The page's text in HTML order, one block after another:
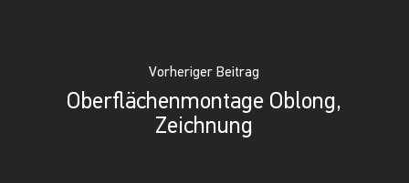
Vorheriger Beitrag
Oberflächenmontage Oblong,
Zeichnung